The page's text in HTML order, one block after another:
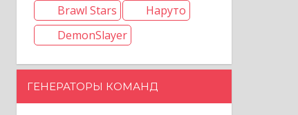
Brawl Stars
Наруто
DemonSlayer
ГЕНЕРАТОРЫ КОМАНД